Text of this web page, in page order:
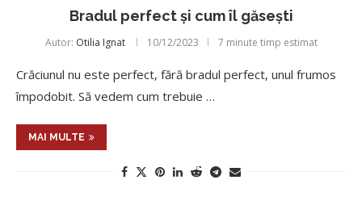
Bradul perfect și cum îl găsești
Autor: Otilia Ignat 10/12/2023 7 minute timp estimat
Crăciunul nu este perfect, fără bradul perfect, unul frumos
împodobit. Să vedem cum trebuie …
MAI MULTE